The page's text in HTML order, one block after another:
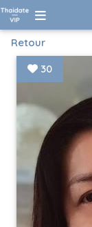
Retour
30